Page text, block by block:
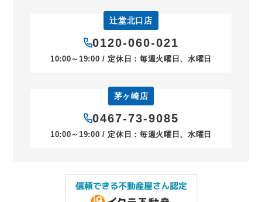
辻堂北口店
0120-060-021
10:00～19:00 / 定休日：毎週火曜日、水曜日
茅ヶ崎店
0467-73-9085
10:00～19:00 / 定休日：毎週火曜日、水曜日